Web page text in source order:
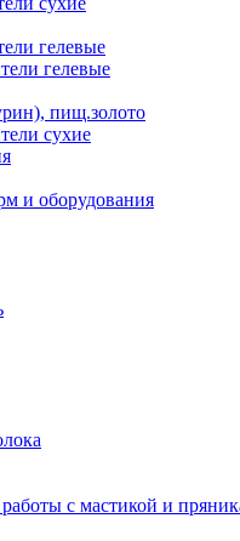
гелевые
гелевые
пищ.золото
сухие
и оборудования
с мастикой и